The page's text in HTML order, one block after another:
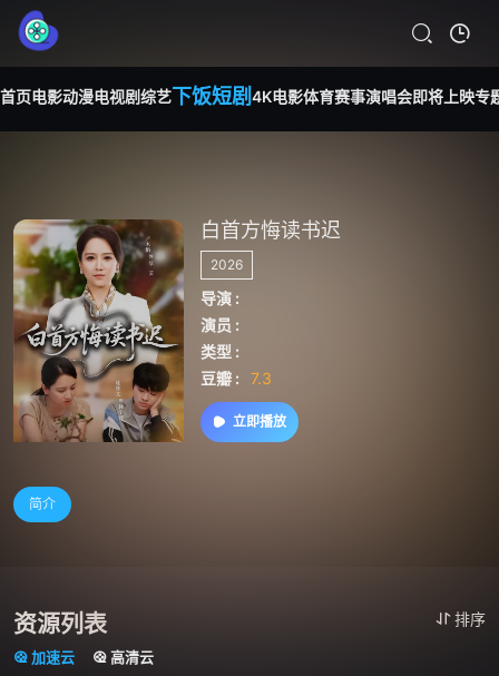
首页电影动漫电视剧综艺下饭短剧 4K电影体育赛事演唱会即将上映专
白首方悔读书迟
2026
导演 :
演员 :
类型 :
豆瓣 :
7.3
立即播放
简介
资源列表 排序
加速云 高清云